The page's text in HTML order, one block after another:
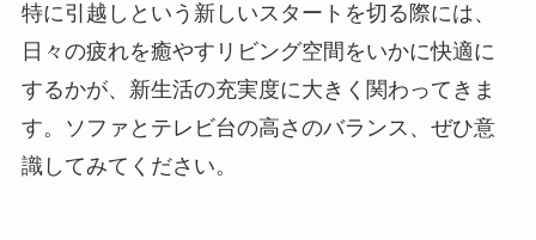
特に引越しという新しいスタートを切る際には、
日々の疲れを癒やすリビング空間をいかに快適に
するかが、新生活の充実度に大きく関わってきま
す。ソファとテレビ台の高さのバランス、ぜひ意
識してみてください。